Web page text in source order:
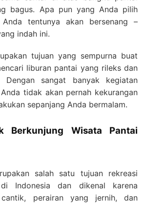
bagus. Apa pun yang Anda pilih
tentunya akan bersenang –
indah ini.
tujuan yang sempurna buat
liburan pantai yang rileks dan
Dengan sangat banyak kegiatan
tidak akan pernah kekurangan
sepanjang Anda bermalam.
Berkunjung Wisata Pantai
salah satu tujuan rekreasi
Indonesia dan dikenal karena
perairan yang jernih, dan